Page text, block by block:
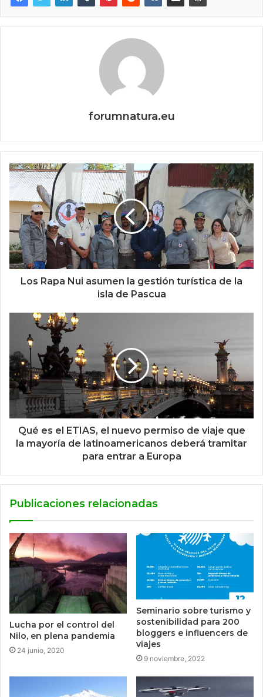
forumnatura.eu
Los Rapa Nui asumen la gestión turística de la
isla de Pascua
Qué es el ETIAS, el nuevo permiso de viaje que
la mayoría de latinoamericanos deberá tramitar
para entrar a Europa
Publicaciones relacionadas
Lucha por el control del
Nilo, en plena pandemia
24 junio, 2020
Seminario sobre turismo y
sostenibilidad para 200
bloggers e influencers de
viajes
9 noviembre, 2022